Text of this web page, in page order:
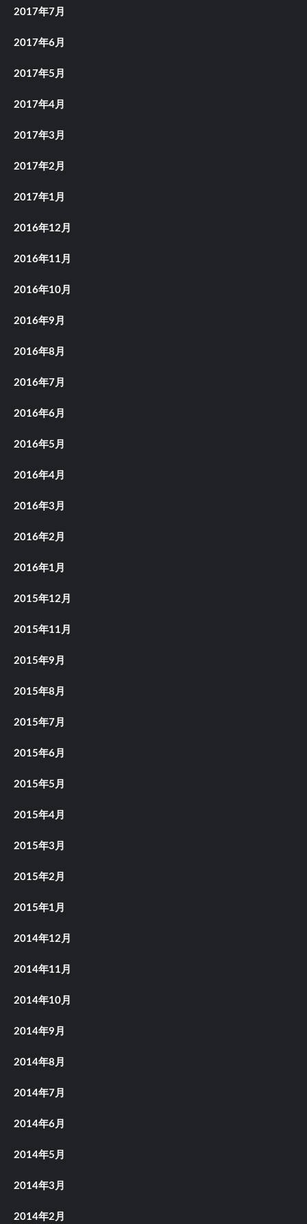
2017年7月
2017年6月
2017年5月
2017年4月
2017年3月
2017年2月
2017年1月
2016年12月
2016年11月
2016年10月
2016年9月
2016年8月
2016年7月
2016年6月
2016年5月
2016年4月
2016年3月
2016年2月
2016年1月
2015年12月
2015年11月
2015年9月
2015年8月
2015年7月
2015年6月
2015年5月
2015年4月
2015年3月
2015年2月
2015年1月
2014年12月
2014年11月
2014年10月
2014年9月
2014年8月
2014年7月
2014年6月
2014年5月
2014年3月
2014年2月